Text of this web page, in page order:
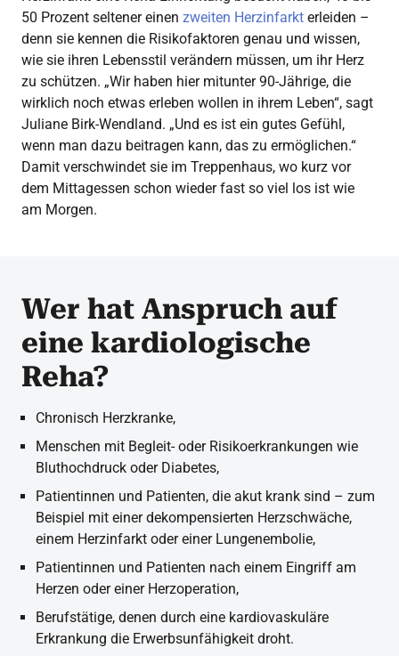
50 Prozent seltener einen zweiten Herzinfarkt erleiden –
denn sie kennen die Risikofaktoren genau und wissen,
wie sie ihren Lebensstil verändern müssen, um ihr Herz
zu schützen. „Wir haben hier mitunter 90-Jährige, die
wirklich noch etwas erleben wollen in ihrem Leben“, sagt
Juliane Birk-Wendland. „Und es ist ein gutes Gefühl,
wenn man dazu beitragen kann, das zu ermöglichen.“
Damit verschwindet sie im Treppenhaus, wo kurz vor
dem Mittagessen schon wieder fast so viel los ist wie
am Morgen.
Wer hat Anspruch auf
eine kardiologische
Reha?
Chronisch Herzkranke,
Menschen mit Begleit- oder Risikoerkrankungen wie
Bluthochdruck oder Diabetes,
Patientinnen und Patienten, die akut krank sind – zum
Beispiel mit einer dekompensierten Herzschwäche,
einem Herzinfarkt oder einer Lungenembolie,
Patientinnen und Patienten nach einem Eingriff am
Herzen oder einer Herzoperation,
Berufstätige, denen durch eine kardiovaskuläre
Erkrankung die Erwerbsunfähigkeit droht.